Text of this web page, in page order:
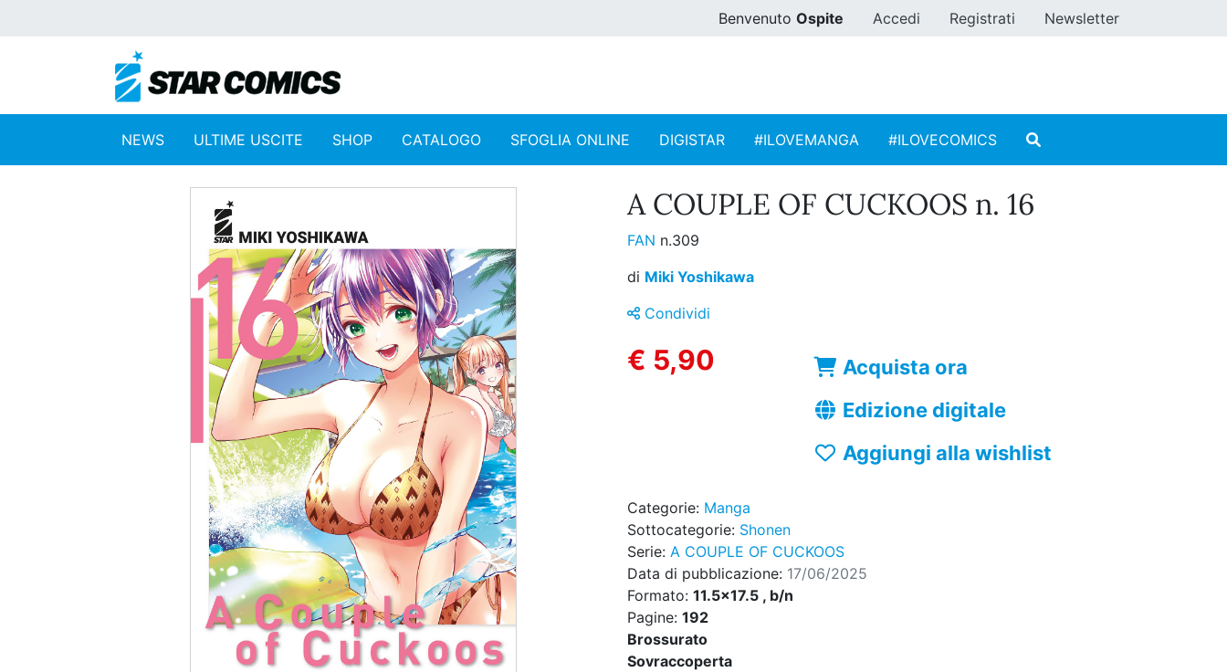
Benvenuto Ospite Accedi Registrati Newsletter
NEWS ULTIME USCITE SHOP CATALOGO SFOGLIA ONLINE DIGISTAR #ILOVEMANGA #ILOVECOMICS
A COUPLE OF CUCKOOS n. 16
FAN n.309
di Miki Yoshikawa
Condividi
€ 5,90
Acquista ora
Edizione digitale
Aggiungi alla wishlist
Categorie: Manga
Sottocategorie: Shonen
Serie: A COUPLE OF CUCKOOS
Data di pubblicazione: 17/06/2025
Formato: 11.5x17.5 , b/n
Pagine: 192
Brossurato
Sovraccoperta